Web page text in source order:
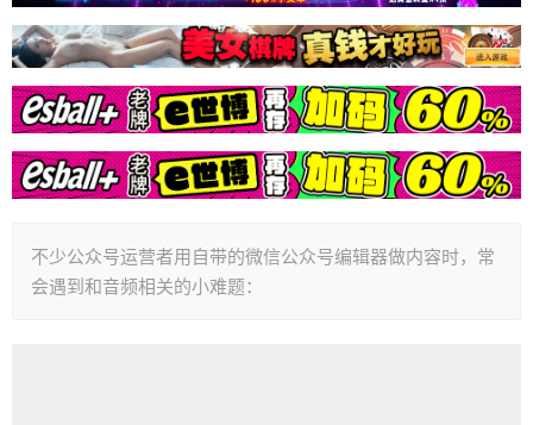
不少公众号运营者用自带的微信公众号编辑器做内容时，常
会遇到和音频相关的小难题：